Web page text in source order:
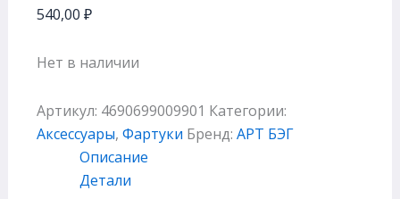
540,00 ₽
Нет в наличии
Артикул: 4690699009901 Категории:
Аксессуары, Фартуки Бренд: АРТ БЭГ
Описание
Детали